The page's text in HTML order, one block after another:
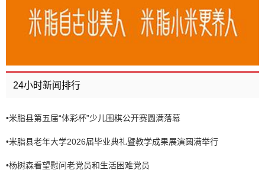
24小时新闻排行
•米脂县第五届“体彩杯”少儿围棋公开赛圆满落幕
•米脂县老年大学2026届毕业典礼暨教学成果展演圆满举行
•杨树森看望慰问老党员和生活困难党员